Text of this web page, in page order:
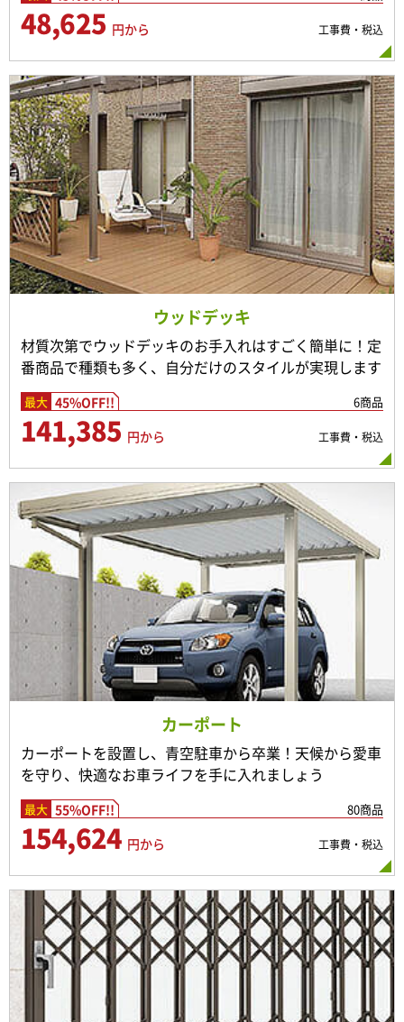
48,625 円から 工事費・税込
ウッドデッキ
材質次第でウッドデッキのお手入れはすごく簡単に！定
番商品で種類も多く、自分だけのスタイルが実現します
最大 45%OFF!! 6商品
141,385 円から 工事費・税込
カーポート
カーポートを設置し、青空駐車から卒業！天候から愛車
を守り、快適なお車ライフを手に入れましょう
最大 55%OFF!! 80商品
154,624 円から 工事費・税込